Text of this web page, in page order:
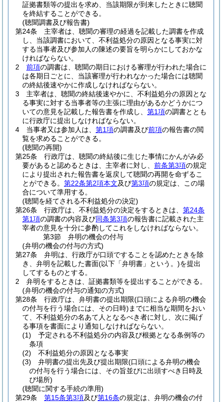
証拠書類等の提出を求め、当該期限が到来したときに聴聞
を終結することができる。
(聴聞調書及び報告書)
第24条
主宰者は、聴聞の審理の経過を記載した調書を作成
し、当該調書において、不利益処分の原因となる事実に対
する当事者及び参加人の陳述の要旨を明らかにしておかな
ければならない。
2
前項の調書は、聴聞の期日における審理が行われた場合に
は各期日ごとに、当該審理が行われなかった場合には聴聞
の終結後速やかに作成しなければならない。
3
主宰者は、聴聞の終結後速やかに、不利益処分の原因とな
る事実に対する当事者等の主張に理由があるかどうかにつ
いての意見を記載した報告書を作成し、 第1項の調書ととも
に行政庁に提出しなければならない。
4
当事者又は参加人は、 第1項の調書及び前項の報告書の閲
覧を求めることができる。
(聴聞の再開)
第25条
行政庁は、聴聞の終結後に生じた事情にかんがみ必
要があると認めるときは、主宰者に対し、 前条第3項の規定
により提出された報告書を返戻して聴聞の再開を命ずるこ
とができる。 第22条第2項本文及び第3項の規定は、この場
合について準用する。
(聴聞を経てされる不利益処分の決定)
第26条
行政庁は、不利益処分の決定をするときは、 第24条
第1項の調書の内容及び同条第3項の報告書に記載された主
宰者の意見を十分に参酌してこれをしなければならない。
第3節
弁明の機会の付与
(弁明の機会の付与の方式)
第27条
弁明は、行政庁が口頭ですることを認めたときを除
き、弁明を記載した書面(以下「弁明書」という。)を提出
してするものとする。
2
弁明をするときは、証拠書類等を提出することができる。
(弁明の機会の付与の通知の方式)
第28条
行政庁は、弁明書の提出期限(口頭による弁明の機会
の付与を行う場合には、その日時) までに相当な期間をおい
て、不利益処分の名あて人となるべき者に対し、次に掲げ
る事項を書面により通知しなければならない。
(1)
予定される不利益処分の内容及び根拠となる条例等の
条項
(2)
不利益処分の原因となる事実
(3)
弁明書の提出先及び提出期限(口頭による弁明の機会
の付与を行う場合には、その旨並びに出頭すべき日時及
び場所)
(聴聞に関する手続の準用)
第29条
第15条第3項及び第16条の規定は、弁明の機会の付